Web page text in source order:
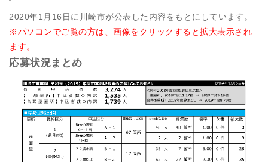
2020年1月16日に川崎市が公表した内容をもとにしています。
※パソコンでご覧の方は、画像をクリックすると拡大表示され
ます。
応募状況まとめ